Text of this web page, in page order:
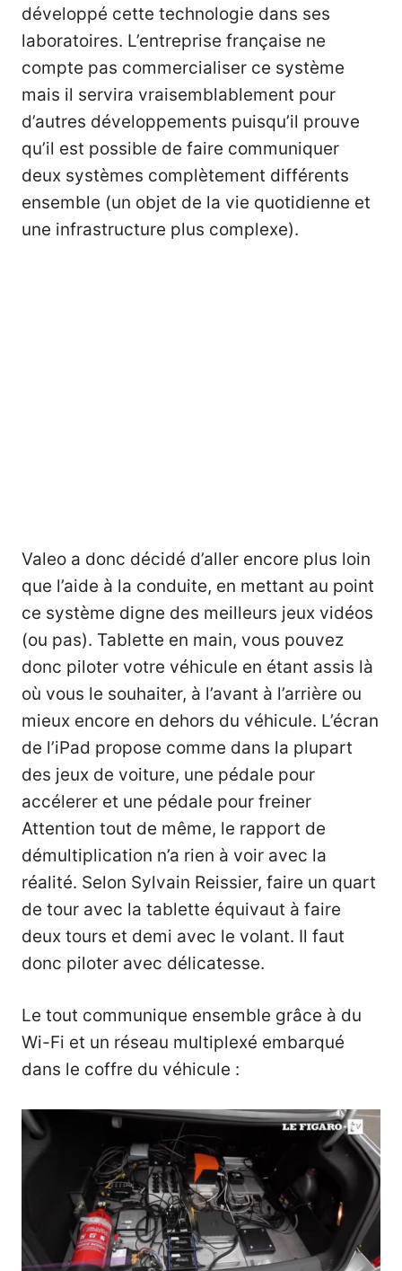
développé cette technologie dans ses
laboratoires. L’entreprise française ne
compte pas commercialiser ce système
mais il servira vraisemblablement pour
d’autres développements puisqu’il prouve
qu’il est possible de faire communiquer
deux systèmes complètement différents
ensemble (un objet de la vie quotidienne et
une infrastructure plus complexe).
Valeo a donc décidé d’aller encore plus loin
que l’aide à la conduite, en mettant au point
ce système digne des meilleurs jeux vidéos
(ou pas). Tablette en main, vous pouvez
donc piloter votre véhicule en étant assis là
où vous le souhaiter, à l’avant à l’arrière ou
mieux encore en dehors du véhicule. L’écran
de l’iPad propose comme dans la plupart
des jeux de voiture, une pédale pour
accélerer et une pédale pour freiner
Attention tout de même, le rapport de
démultiplication n’a rien à voir avec la
réalité. Selon Sylvain Reissier, faire un quart
de tour avec la tablette équivaut à faire
deux tours et demi avec le volant. Il faut
donc piloter avec délicatesse.
Le tout communique ensemble grâce à du
Wi-Fi et un réseau multiplexé embarqué
dans le coffre du véhicule :